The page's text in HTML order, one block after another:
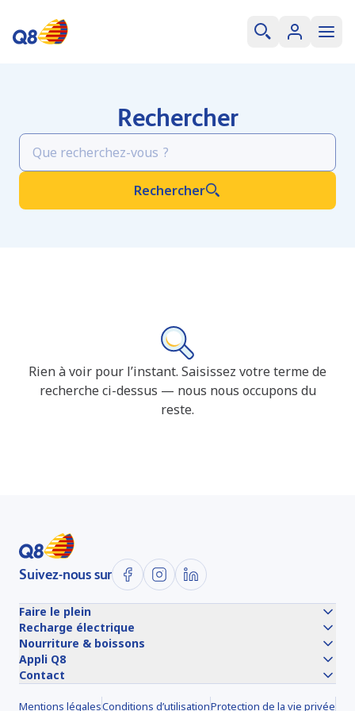
Rechercher
Rechercher
Rien à voir pour l’instant. Saisissez votre terme de
recherche ci-dessus — nous nous occupons du
reste.
Suivez-nous sur
Faire le plein
Recharge électrique
Nourriture & boissons
Appli Q8
Contact
Mentions légalesConditions d’utilisationProtection de la vie privée